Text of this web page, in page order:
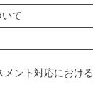
て
ント対応におけ